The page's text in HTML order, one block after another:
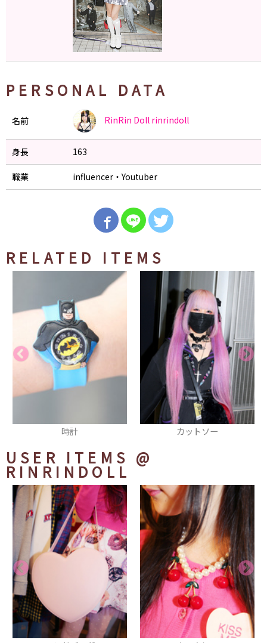
PERSONAL DATA
名前 RinRin Doll rinrindoll
身長 163
職業 influencer・Youtuber
RELATED ITEMS
USER ITEMS @
RINRINDOLL